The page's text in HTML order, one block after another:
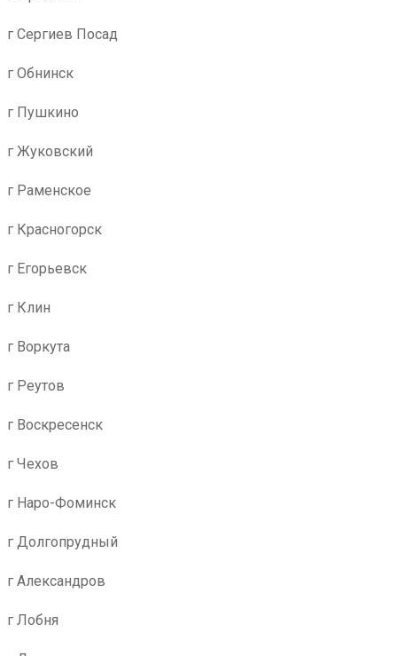
г Сергиев Посад
г Обнинск
г Пушкино
г Жуковский
г Раменское
г Красногорск
г Егорьевск
г Клин
г Воркута
г Реутов
г Воскресенск
г Чехов
г Наро-Фоминск
г Долгопрудный
г Александров
г Лобня